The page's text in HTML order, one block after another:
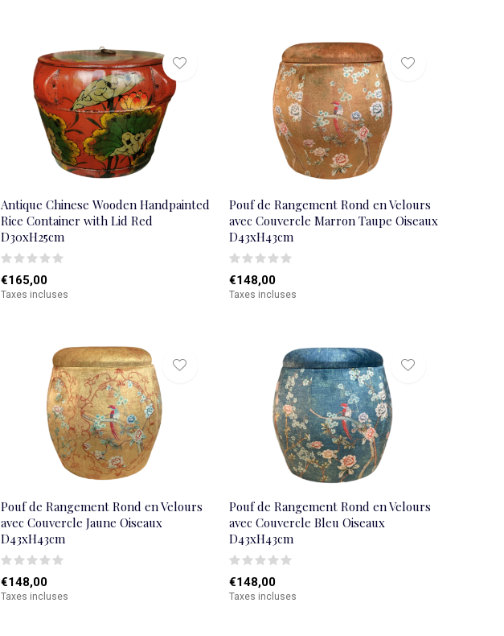
Antique Chinese Wooden Handpainted
Rice Container with Lid Red
D30xH25cm
€165,00
Taxes incluses
Pouf de Rangement Rond en Velours
avec Couvercle Marron Taupe Oiseaux
D43xH43cm
€148,00
Taxes incluses
Pouf de Rangement Rond en Velours
avec Couvercle Jaune Oiseaux
D43xH43cm
€148,00
Taxes incluses
Pouf de Rangement Rond en Velours
avec Couvercle Bleu Oiseaux
D43xH43cm
€148,00
Taxes incluses